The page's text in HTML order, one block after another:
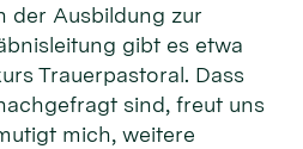
der Ausbildung zur
gibt es etwa
Trauerpastoral. Dass
sind, freut uns
mich, weitere